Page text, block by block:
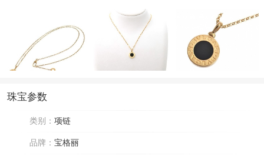
珠宝参数
类别： 项链
品牌： 宝格丽